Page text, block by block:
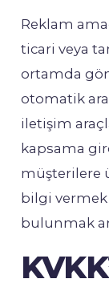
Reklam
ticari veya
ortamda
otomatik
iletişim
kapsama
müşterilere
bilgi vermek
bulunmak